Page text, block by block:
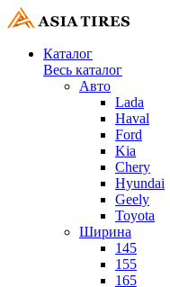
Каталог
Весь каталог
Авто
Lada
Haval
Ford
Kia
Chery
Hyundai
Geely
Toyota
Ширина
145
155
165